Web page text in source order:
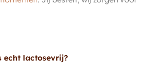
echt lactosevrij?